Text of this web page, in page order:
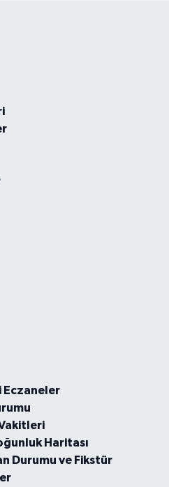
Eczaneler
Haritası
Durumu ve Fikstür